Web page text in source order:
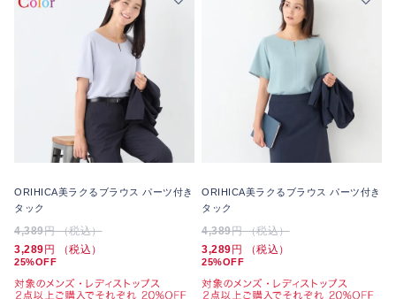
ORIHICA美ラクるブラウス パーツ付き
タック
4,389円 （税込）
3,289 円 （税込）
25%OFF
ORIHICA美ラクるブラウス パーツ付き
タック
4,389円 （税込）
3,289 円 （税込）
25%OFF